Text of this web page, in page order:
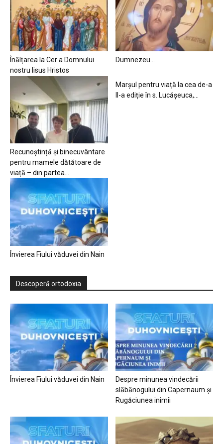
Înălțarea la Cer a Domnului
nostru Iisus Hristos
Dumnezeu…
Recunoștință și binecuvântare
pentru mamele dătătoare de
viață – din partea...
Marșul pentru viață la cea de-a
II-a ediție în s. Lucășeuca,...
Învierea Fiului văduvei din Nain
Descoperă ortodoxia
Învierea Fiului văduvei din Nain
Despre minunea vindecării
slăbănogului din Capernaum și
Rugăciunea inimii